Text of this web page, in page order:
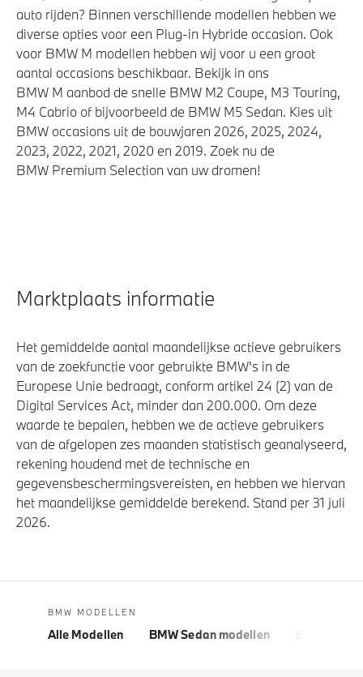
auto rijden? Binnen verschillende modellen hebben we
diverse opties voor een Plug-in Hybride occasion. Ook
voor BMW M modellen hebben wij voor u een groot
aantal occasions beschikbaar. Bekijk in ons
BMW M aanbod de snelle BMW M2 Coupe, M3 Touring,
M4 Cabrio of bijvoorbeeld de BMW M5 Sedan. Kies uit
BMW occasions uit de bouwjaren 2026, 2025, 2024,
2023, 2022, 2021, 2020 en 2019. Zoek nu de
BMW Premium Selection van uw dromen!
Marktplaats informatie
Het gemiddelde aantal maandelijkse actieve gebruikers
van de zoekfunctie voor gebruikte BMW's in de
Europese Unie bedraagt, conform artikel 24 (2) van de
Digital Services Act, minder dan 200.000. Om deze
waarde te bepalen, hebben we de actieve gebruikers
van de afgelopen zes maanden statistisch geanalyseerd,
rekening houdend met de technische en
gegevensbeschermingsvereisten, en hebben we hiervan
het maandelijkse gemiddelde berekend. Stand per 31 juli
2026.
BMW MODELLEN
Alle Modellen BMW Sedan modellen